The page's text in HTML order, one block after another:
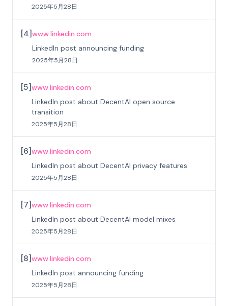
2025年5月28日
[4]www.linkedin.com
LinkedIn post announcing funding
2025年5月28日
[5]www.linkedin.com
LinkedIn post about DecentAI open source
transition
2025年5月28日
[6]www.linkedin.com
LinkedIn post about DecentAI privacy features
2025年5月28日
[7]www.linkedin.com
LinkedIn post about DecentAI model mixes
2025年5月28日
[8]www.linkedin.com
LinkedIn post announcing funding
2025年5月28日